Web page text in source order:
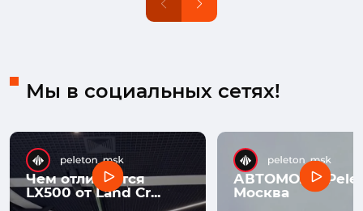
Мы в социальных сетях!
Чем отличается
LX500 от Land Cr...
АВТОМОЛЛ
Москва